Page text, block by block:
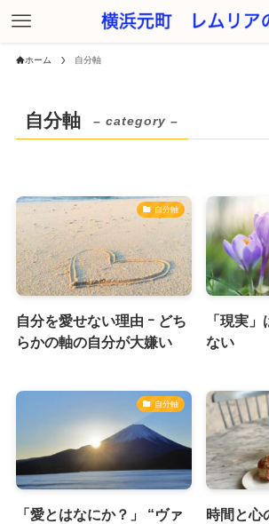
ホーム 自分軸
自分軸 – category –
自分軸
自分を愛せない理由 ｰ どち
らかの軸の自分が大嫌い
「現実
ない
自分軸
「愛とはなにか？」 “ヴァ
時間と心